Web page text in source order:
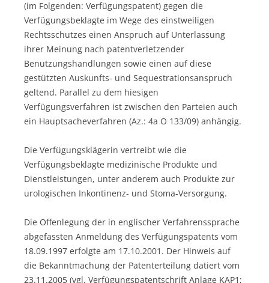
(im Folgenden: Verfügungspatent) gegen die
Verfügungsbeklagte im Wege des einstweiligen
Rechtsschutzes einen Anspruch auf Unterlassung
ihrer Meinung nach patentverletzender
Benutzungshandlungen sowie einen auf diese
gestützten Auskunfts- und Sequestrationsanspruch
geltend. Parallel zu dem hiesigen
Verfügungsverfahren ist zwischen den Parteien auch
ein Hauptsacheverfahren (Az.: 4a O 133/09) anhängig.
Die Verfügungsklägerin vertreibt wie die
Verfügungsbeklagte medizinische Produkte und
Dienstleistungen, unter anderem auch Produkte zur
urologischen Inkontinenz- und Stoma-Versorgung.
Die Offenlegung der in englischer Verfahrenssprache
abgefassten Anmeldung des Verfügungspatents vom
18.09.1997 erfolgte am 17.10.2001. Der Hinweis auf
die Bekanntmachung der Patenterteilung datiert vom
23.11.2005 (vgl. Verfügungspatentschrift Anlage KAP1;